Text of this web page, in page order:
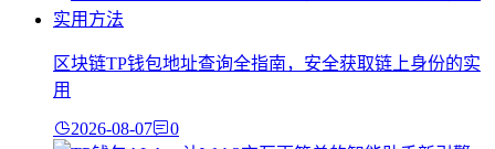
区块链TP钱包地址查询全指南，安全获取链上身份的实
用
2026-08-07 0